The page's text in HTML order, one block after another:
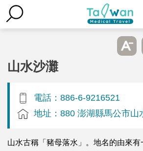
山水沙灘
電話：886-6-9216521
地址：880 澎湖縣馬公市山
山水古稱「豬母落水」。地名的由來